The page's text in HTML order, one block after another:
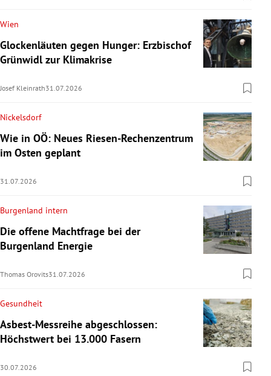
Wien
Glockenläuten gegen Hunger: Erzbischof
Grünwidl zur Klimakrise
Josef Kleinrath31.07.2026
Nickelsdorf
Wie in OÖ: Neues Riesen-Rechenzentrum
im Osten geplant
31.07.2026
Burgenland intern
Die offene Machtfrage bei der
Burgenland Energie
Thomas Orovits31.07.2026
Gesundheit
Asbest-Messreihe abgeschlossen:
Höchstwert bei 13.000 Fasern
30.07.2026